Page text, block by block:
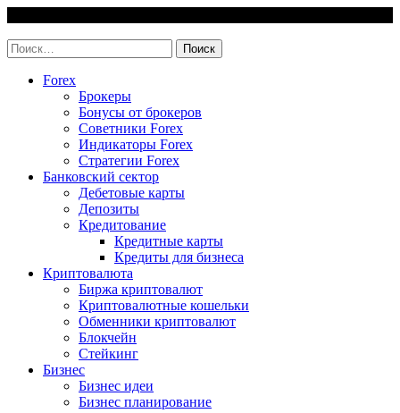
content
Найти:
Forex
Брокеры
Бонусы от брокеров
Советники Forex
Индикаторы Forex
Стратегии Forex
Банковский сектор
Дебетовые карты
Депозиты
Кредитование
Кредитные карты
Кредиты для бизнеса
Криптовалюта
Биржа криптовалют
Криптовалютные кошельки
Обменники криптовалют
Блокчейн
Стейкинг
Бизнес
Бизнес идеи
Бизнес планирование